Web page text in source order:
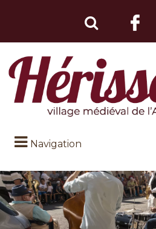
Navigation